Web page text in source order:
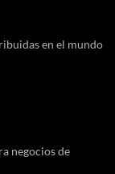
en el mundo
negocios de